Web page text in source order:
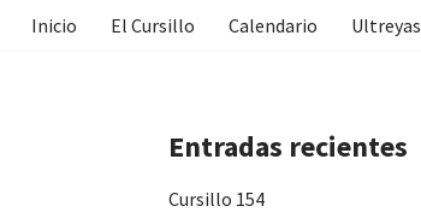
Inicio El Cursillo Calendario Ultreyas
Entradas recientes
Cursillo 154